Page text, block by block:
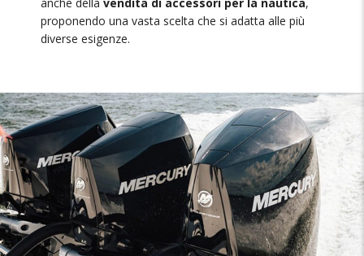
proponendo una vasta scelta che si adatta alle più
diverse esigenze.